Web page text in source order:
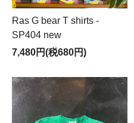
Ras G bear T shirts -
SP404 new
7,480円(税680円)